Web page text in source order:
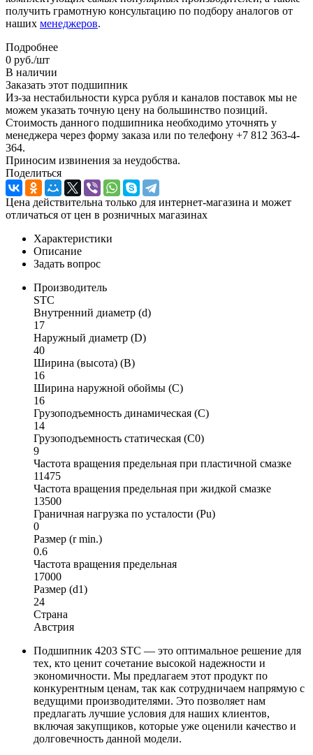
получить грамотную консультацию по подбору аналогов от
наших менеджеров.
Подробнее
0 руб./шт
В наличии
Заказать этот подшипник
Из-за нестабильности курса рубля и каналов поставок мы не
можем указать точную цену на большинство позиций.
Стоимость данного подшипника необходимо уточнять у
менеджера через форму заказа или по телефону +7 812 363-4-
364.
Приносим извинения за неудобства.
Поделиться
Цена действительна только для интернет-магазина и может
отличаться от цен в розничных магазинах
Характеристики
Описание
Задать вопрос
Производитель
STC
Внутренний диаметр (d)
17
Наружный диаметр (D)
40
Ширина (высота) (B)
16
Ширина наружной обоймы (C)
16
Грузоподъемность динамическая (C)
14
Грузоподъемность статическая (C0)
9
Частота вращения предельная при пластичной смазке
11475
Частота вращения предельная при жидкой смазке
13500
Граничная нагрузка по усталости (Pu)
0
Размер (r min.)
0.6
Частота вращения предельная
17000
Размер (d1)
24
Страна
Австрия
Подшипник 4203 STC — это оптимальное решение для
тех, кто ценит сочетание высокой надежности и
экономичности. Мы предлагаем этот продукт по
конкурентным ценам, так как сотрудничаем напрямую с
ведущими производителями. Это позволяет нам
предлагать лучшие условия для наших клиентов,
включая закупщиков, которые уже оценили качество и
долговечность данной модели.